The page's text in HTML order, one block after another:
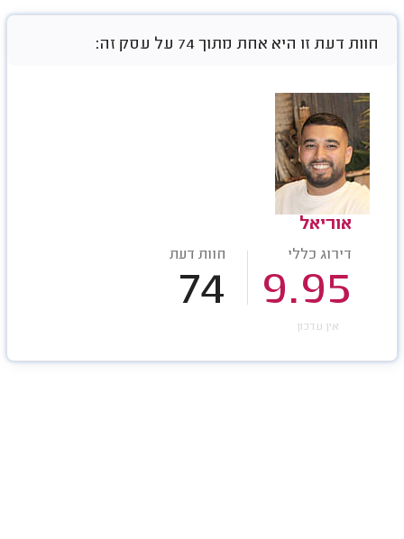
חוות דעת זו היא אחת מתוך 74 על עסק זה:
אוריאל
דירוג כללי
9.95
חוות דעת
74
אין עדכון